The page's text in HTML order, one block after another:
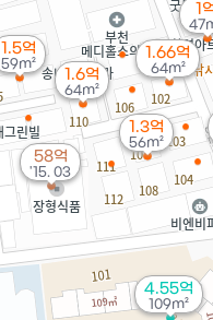
1
4.55억
109m²
1.3억
56m²
1.5억
59m²
1.66억
64m²
1.6억
64m²
58억
'15. 03